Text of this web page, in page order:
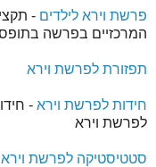
פרשת וירא לילדים -
המרכזיים בפרשה
תפזורת לפרשת וירא
חידות לפרשת וירא -
לפרשת וירא
סטטיסטיקה לפרשת וירא